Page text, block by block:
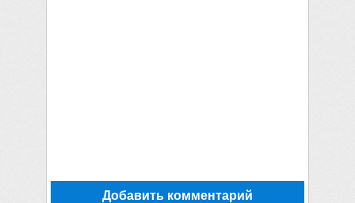
Добавить комментарий